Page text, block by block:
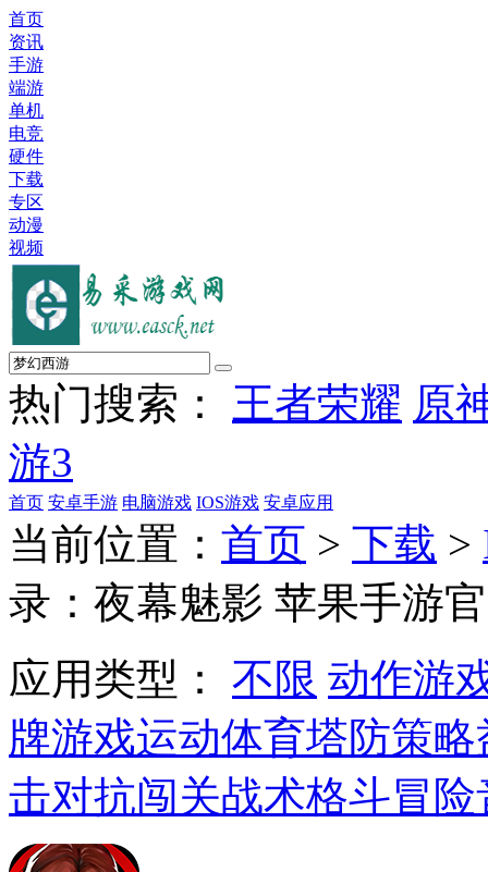
首页
资讯
手游
端游
单机
电竞
硬件
下载
专区
动漫
视频
热门搜索： 王者荣耀 原
游3
首页 安卓手游 电脑游戏 IOS游戏 安卓应用
当前位置： 首页 > 下载 >
录：夜幕魅影 苹果手游
应用类型：
不限 动作游
牌游戏运动体育塔防策略
击对抗闯关战术格斗冒险